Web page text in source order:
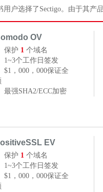
户选择了Sectigo。由于其产
OV
保护 1 个域名
1~3个工作日签发
$1，000，000保证全
最强SHA2/ECC加密
EV
保护 1 个域名
1~3个工作日签发
$1，000，000保证全